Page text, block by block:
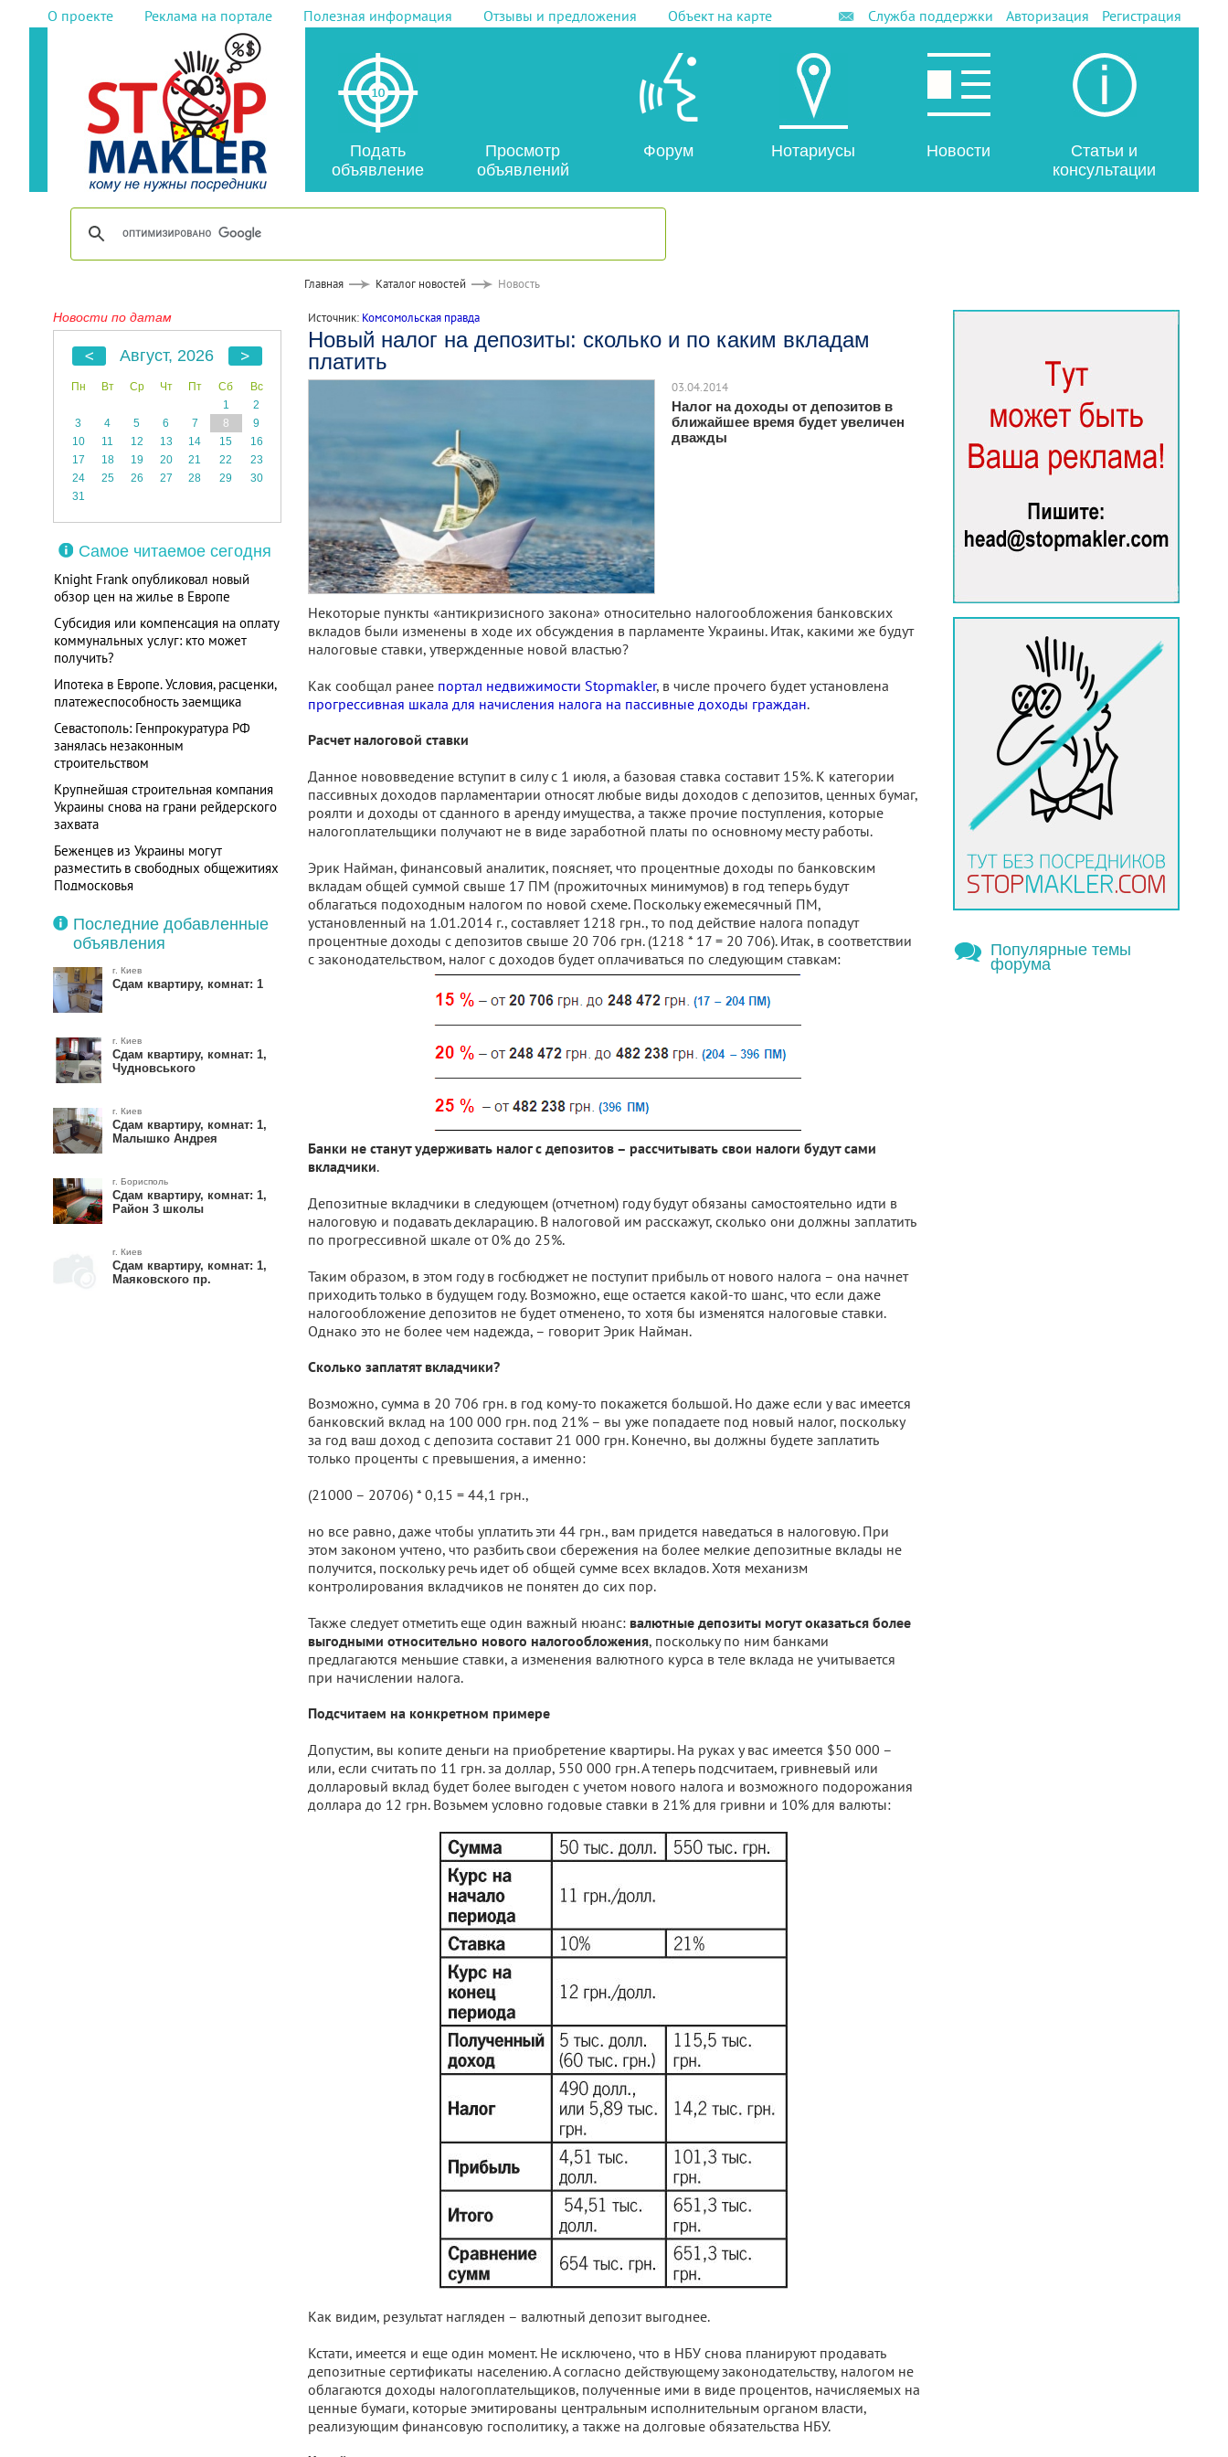
О проекте Реклама на портале Полезная информация Отзывы и предложения Объект на карте Служба поддержки Авторизация Регистрация
Подать
объявление
Просмотр
объявлений
Форум Нотариусы Новости
Статьи и
консультации
Главная Каталог новостей Новость
Новости по датам
Август, 2026
Пн Вт Ср Чт Пт Сб
Вс
1
2
3
4 5 6 7 8
9
10
11 12 13 14 15
16
17
18 19 20 21 22
23
24
25 26 27 28 29
30
31
Самое читаемое сегодня
Knight Frank опубликовал новый
обзор цен на жилье в Европе
Субсидия или компенсация на оплату
коммунальных услуг: кто может
получить?
Ипотека в Европе. Условия, расценки,
платежеспособность заемщика
Севастополь: Генпрокуратура РФ
занялась незаконным
строительством
Крупнейшая строительная компания
Украины снова на грани рейдерского
захвата
Беженцев из Украины могут
разместить в свободных общежитиях
Подмосковья
Последние добавленные
объявления
г. Киев
Сдам квартиру, комнат: 1
г. Киев
Сдам квартиру, комнат: 1,
Чудновського
г. Киев
Сдам квартиру, комнат: 1,
Малышко Андрея
г. Борисполь
Сдам квартиру, комнат: 1,
Район 3 школы
г. Киев
Сдам квартиру, комнат: 1,
Маяковского пр.
Источник: Комсомольская правда
Новый налог на депозиты: сколько и по каким вкладам
платить
03.04.2014
Налог на доходы от депозитов в
ближайшее время будет увеличен
дважды
Некоторые пункты «антикризисного закона» относительно налогообложения банковских
вкладов были изменены в ходе их обсуждения в парламенте Украины. Итак, какими же будут
налоговые ставки, утвержденные новой властью?
Как сообщал ранее портал недвижимости Stopmakler, в числе прочего будет установлена
прогрессивная шкала для начисления налога на пассивные доходы граждан.
Расчет налоговой ставки
Данное нововведение вступит в силу с 1 июля, а базовая ставка составит 15%. К категории
пассивных доходов парламентарии относят любые виды доходов с депозитов, ценных бумаг,
роялти и доходы от сданного в аренду имущества, а также прочие поступления, которые
налогоплательщики получают не в виде заработной платы по основному месту работы.
Эрик Найман, финансовый аналитик, поясняет, что процентные доходы по банковским
вкладам общей суммой свыше 17 ПМ (прожиточных минимумов) в год теперь будут
облагаться подоходным налогом по новой схеме. Поскольку ежемесячный ПМ,
установленный на 1.01.2014 г., составляет 1218 грн., то под действие налога попадут
процентные доходы с депозитов свыше 20 706 грн. (1218 * 17 = 20 706). Итак, в соответствии
с законодательством, налог с доходов будет оплачиваться по следующим ставкам:
Банки не станут удерживать налог с депозитов – рассчитывать свои налоги будут сами
вкладчики.
Депозитные вкладчики в следующем (отчетном) году будут обязаны самостоятельно идти в
налоговую и подавать декларацию. В налоговой им расскажут, сколько они должны заплатить
по прогрессивной шкале от 0% до 25%.
Таким образом, в этом году в госбюджет не поступит прибыль от нового налога – она начнет
приходить только в будущем году. Возможно, еще остается какой-то шанс, что если даже
налогообложение депозитов не будет отменено, то хотя бы изменятся налоговые ставки.
Однако это не более чем надежда, – говорит Эрик Найман.
Сколько заплатят вкладчики?
Возможно, сумма в 20 706 грн. в год кому-то покажется большой. Но даже если у вас имеется
банковский вклад на 100 000 грн. под 21% – вы уже попадаете под новый налог, поскольку
за год ваш доход с депозита составит 21 000 грн. Конечно, вы должны будете заплатить
только проценты с превышения, а именно:
(21000 – 20706) * 0,15 = 44,1 грн.,
но все равно, даже чтобы уплатить эти 44 грн., вам придется наведаться в налоговую. При
этом законом учтено, что разбить свои сбережения на более мелкие депозитные вклады не
получится, поскольку речь идет об общей сумме всех вкладов. Хотя механизм
контролирования вкладчиков не понятен до сих пор.
Также следует отметить еще один важный нюанс: валютные депозиты могут оказаться более
выгодными относительно нового налогообложения, поскольку по ним банками
предлагаются меньшие ставки, а изменения валютного курса в теле вклада не учитывается
при начислении налога.
Подсчитаем на конкретном примере
Допустим, вы копите деньги на приобретение квартиры. На руках у вас имеется $50 000 –
или, если считать по 11 грн. за доллар, 550 000 грн. А теперь подсчитаем, гривневый или
долларовый вклад будет более выгоден с учетом нового налога и возможного подорожания
доллара до 12 грн. Возьмем условно годовые ставки в 21% для гривни и 10% для валюты:
Как видим, результат нагляден – валютный депозит выгоднее.
Кстати, имеется и еще один момент. Не исключено, что в НБУ снова планируют продавать
депозитные сертификаты населению. А согласно действующему законодательству, налогом не
облагаются доходы налогоплательщиков, полученные ими в виде процентов, начисляемых на
ценные бумаги, которые эмитированы центральным исполнительным органом власти,
реализующим финансовую госполитику, а также на долговые обязательства НБУ.
Популярные темы
форума